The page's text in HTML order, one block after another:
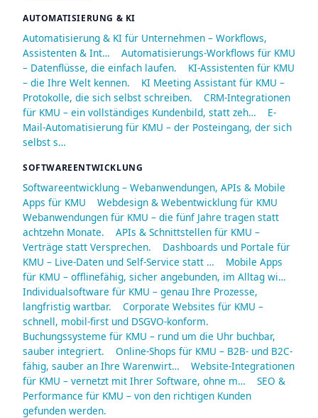
AUTOMATISIERUNG & KI
Automatisierung & KI für Unternehmen – Workflows,
Assistenten & Int…
Automatisierungs-Workflows für KMU
– Datenflüsse, die einfach laufen.
KI-Assistenten für KMU
– die Ihre Welt kennen.
KI Meeting Assistant für KMU –
Protokolle, die sich selbst schreiben.
CRM-Integrationen
für KMU – ein vollständiges Kundenbild, statt zeh…
E-
Mail-Automatisierung für KMU – der Posteingang, der sich
selbst s…
SOFTWAREENTWICKLUNG
Softwareentwicklung – Webanwendungen, APIs & Mobile
Apps für KMU
Webdesign & Webentwicklung für KMU
Webanwendungen für KMU – die fünf Jahre tragen statt
achtzehn Monate.
APIs & Schnittstellen für KMU –
Verträge statt Versprechen.
Dashboards und Portale für
KMU – Live-Daten und Self-Service statt …
Mobile Apps
für KMU – offlinefähig, sicher angebunden, im Alltag wi…
Individualsoftware für KMU – genau Ihre Prozesse,
langfristig wartbar.
Corporate Websites für KMU –
schnell, mobil-first und DSGVO-konform.
Buchungssysteme für KMU – rund um die Uhr buchbar,
sauber integriert.
Online-Shops für KMU – B2B- und B2C-
fähig, sauber an Ihre Warenwirt…
Website-Integrationen
für KMU – vernetzt mit Ihrer Software, ohne m…
SEO &
Performance für KMU – von den richtigen Kunden
gefunden werden.